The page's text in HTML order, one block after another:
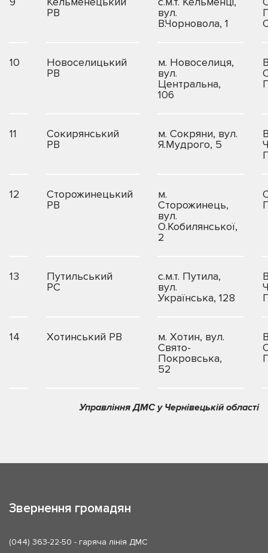
РВ
вул.
В.Чорновола, 1
10
Новоселицький
РВ
м. Новоселиця,
вул.
Центральна,
106
11
Сокирянський
РВ
м. Сокряни, вул.
Я.Мудрого, 5
12
Сторожинецький
РВ
м.
Сторожинець,
вул.
О.Кобилянської,
2
13
Путильський
РС
с.м.т. Путила,
вул.
Українська, 128
14 Хотинський РВ
м. Хотин, вул.
Свято-
Покровська,
52
Управління ДМС у Чернівецькій області
Звернення громадян
(044) 363-22-50 - гаряча лінія ДМС